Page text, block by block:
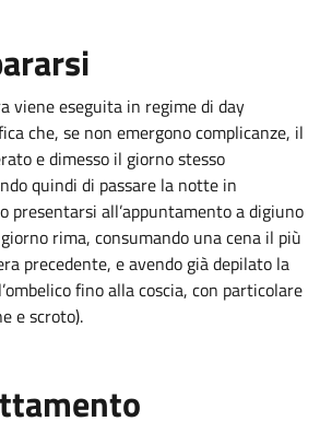
viene eseguita in regime di day
che, se non emergono complicanze, il
e dimesso il giorno stesso
quindi di passare la notte in
presentarsi all’appuntamento a digiuno
rima, consumando una cena il più
precedente, e avendo già depilato la
fino alla coscia, con particolare
e scroto).